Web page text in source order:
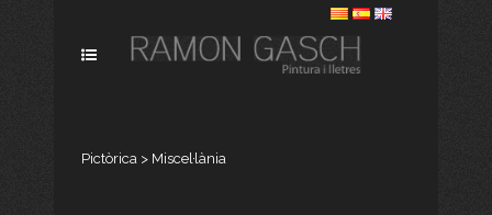
Pictòrica > Miscel·lània